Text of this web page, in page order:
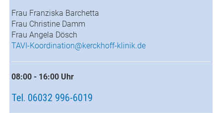
Frau Franziska Barchetta
Frau Christine Damm
Frau Angela Dösch
TAVI-Koordination@kerckhoff-klinik.de
08:00 - 16:00 Uhr
Tel. 06032 996-6019